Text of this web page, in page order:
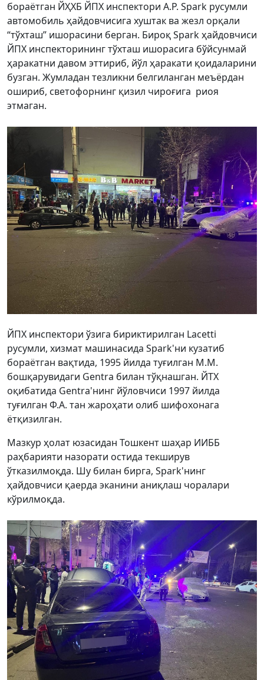
бораётган ЙҲХБ ЙПХ инспектори А.Р. Spark русумли
автомобиль ҳайдовчисига хуштак ва жезл орқали
“тўхташ” ишорасини берган. Бироқ Spark ҳайдовчиси
ЙПХ инспекторининг тўхташ ишорасига бўйсунмай
ҳаракатни давом эттириб, йўл ҳаракати қоидаларини
бузган. Жумладан тезликни белгиланган меъёрдан
ошириб, светофорнинг қизил чироғига риоя
этмаган.
ЙПХ инспектори ўзига бириктирилган Lacetti
русумли, хизмат машинасида Spark'ни кузатиб
бораётган вақтида, 1995 йилда туғилган М.М.
бошқарувидаги Gentra билан тўқнашган. ЙТХ
оқибатида Gentra'нинг йўловчиси 1997 йилда
туғилган Ф.А. тан жароҳати олиб шифохонага
ётқизилган.
Мазкур ҳолат юзасидан Тошкент шаҳар ИИББ
раҳбарияти назорати остида текширув
ўтказилмоқда. Шу билан бирга, Spark'нинг
ҳайдовчиси қаерда эканини аниқлаш чоралари
кўрилмоқда.